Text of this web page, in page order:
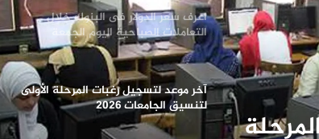
آخر موعد لتسجيل رغبات المرحلة الأولى
لتنسيق الجامعات 2026
الأرصاد: اليوم الجمعة 2026/08/07 طقس
شديد الحرارة ورطوبة مرتفعة